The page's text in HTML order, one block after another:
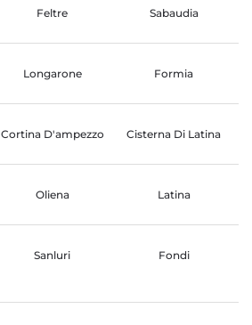
Feltre Sabaudia
Longarone Formia
Cortina D'ampezzo Cisterna Di Latina
Oliena Latina
Sanluri Fondi